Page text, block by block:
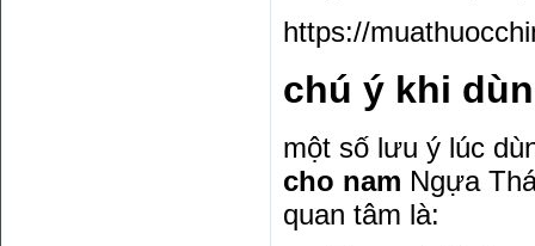
https://
chú ý khi
một số lưu ý lúc
cho nam Ngựa
quan tâm là: